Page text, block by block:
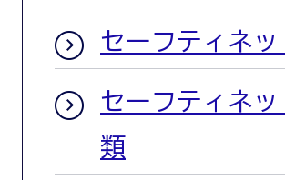
セーフティネ
セーフティネ
類